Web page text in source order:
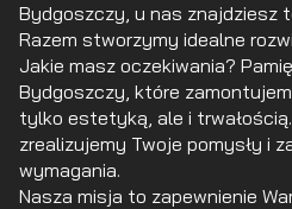
Bydgoszczy, u nas znajdziesz
Razem stworzymy idealne
Jakie masz oczekiwania?
Bydgoszczy, które
tylko estetyką, ale i
zrealizujemy Twoje pomysły i
wymagania.
Nasza misja to zapewnienie